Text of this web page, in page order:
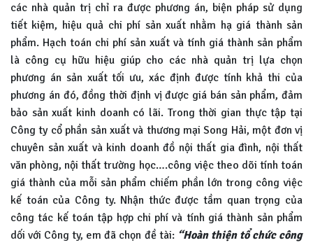
các nhà quản trị chỉ ra được phương án, biện pháp sử dụng
tiết kiệm, hiệu quả chi phí sản xuất nhằm hạ giá thành sản
phẩm. Hạch toán chi phí sản xuất và tính giá thành sản phẩm
là công cụ hữu hiệu giúp cho các nhà quản trị lựa chọn
phương án sản xuất tối ưu, xác định được tính khả thi của
phương án đó, đồng thời định vị được giá bán sản phẩm, đảm
bảo sản xuất kinh doanh có lãi. Trong thời gian thực tập tại
Công ty cổ phần sản xuất và thương mại Song Hải, một đơn vị
chuyên sản xuất và kinh doanh đồ nội thất gia đình, nội thất
văn phòng, nội thất trường học….công việc theo dõi tính toán
giá thành của mỗi sản phẩm chiếm phần lớn trong công việc
kế toán của Công ty. Nhận thức được tầm quan trọng của
công tác kế toán tập hợp chi phí và tính giá thành sản phẩm
dối với Công ty, em đã chọn đề tài: “Hoàn thiện tổ chức công